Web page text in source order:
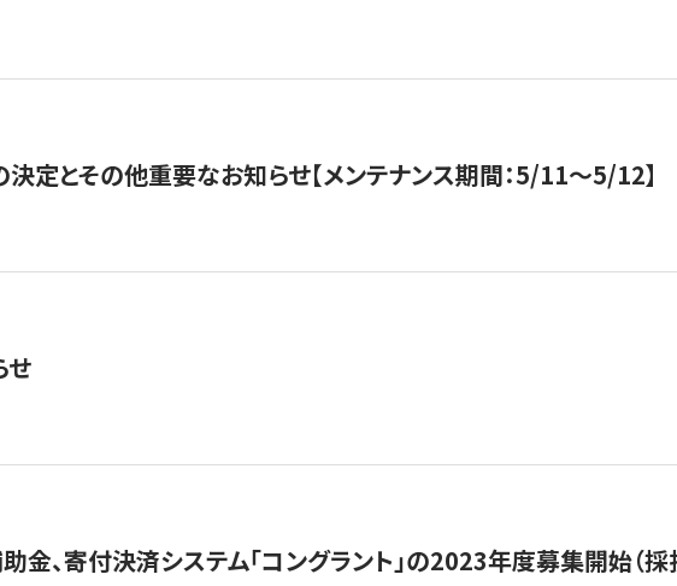
決定とその他重要なお知らせ【メンテナンス期間：5/11～5/12】
せ
金、寄付決済システム「コングラント」の2023年度募集開始（